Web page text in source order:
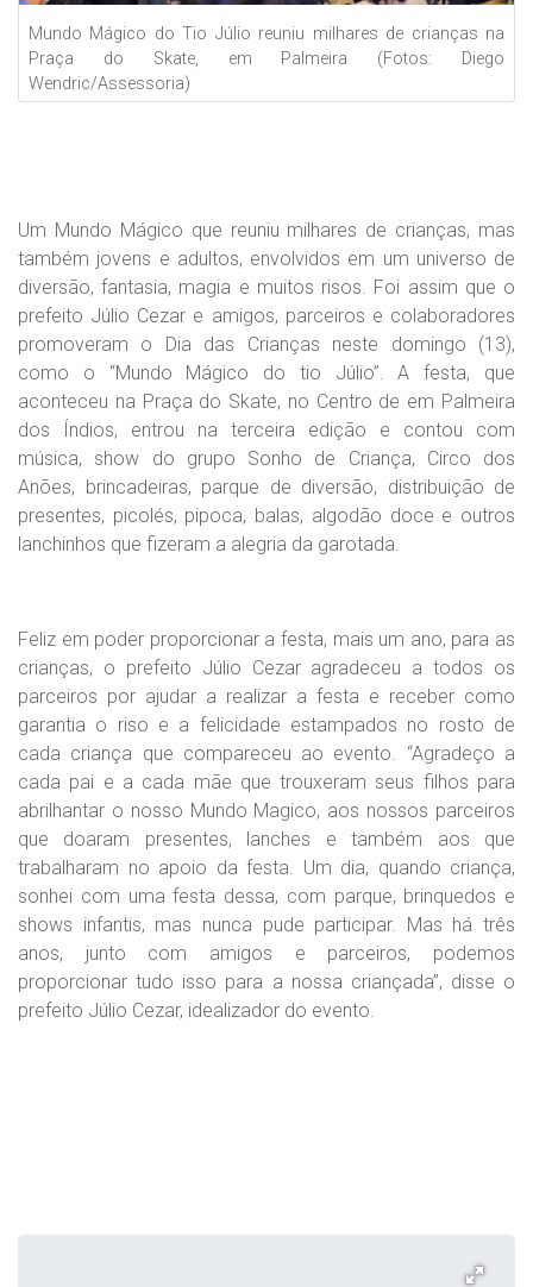
Mundo Mágico do Tio Júlio reuniu milhares de crianças na
Praça do Skate, em Palmeira (Fotos: Diego
Wendric/Assessoria)
Um Mundo Mágico que reuniu milhares de crianças, mas
também jovens e adultos, envolvidos em um universo de
diversão, fantasia, magia e muitos risos. Foi assim que o
prefeito Júlio Cezar e amigos, parceiros e colaboradores
promoveram o Dia das Crianças neste domingo (13),
como o “Mundo Mágico do tio Júlio”. A festa, que
aconteceu na Praça do Skate, no Centro de em Palmeira
dos Índios, entrou na terceira edição e contou com
música, show do grupo Sonho de Criança, Circo dos
Anões, brincadeiras, parque de diversão, distribuição de
presentes, picolés, pipoca, balas, algodão doce e outros
lanchinhos que fizeram a alegria da garotada.
Feliz em poder proporcionar a festa, mais um ano, para as
crianças, o prefeito Júlio Cezar agradeceu a todos os
parceiros por ajudar a realizar a festa e receber como
garantia o riso e a felicidade estampados no rosto de
cada criança que compareceu ao evento. “Agradeço a
cada pai e a cada mãe que trouxeram seus filhos para
abrilhantar o nosso Mundo Magico, aos nossos parceiros
que doaram presentes, lanches e também aos que
trabalharam no apoio da festa. Um dia, quando criança,
sonhei com uma festa dessa, com parque, brinquedos e
shows infantis, mas nunca pude participar. Mas há três
anos, junto com amigos e parceiros, podemos
proporcionar tudo isso para a nossa criançada”, disse o
prefeito Júlio Cezar, idealizador do evento.